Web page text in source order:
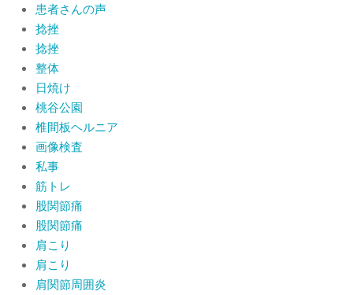
患者さんの声
捻挫
捻挫
整体
日焼け
桃谷公園
椎間板ヘルニア
画像検査
私事
筋トレ
股関節痛
股関節痛
肩こり
肩こり
肩関節周囲炎